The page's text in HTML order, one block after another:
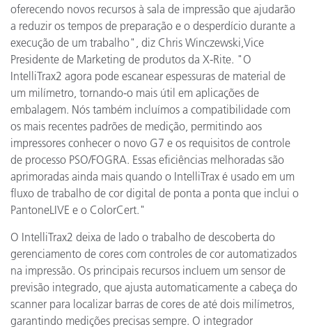
oferecendo novos recursos à sala de impressão que ajudarão
a reduzir os tempos de preparação e o desperdício durante a
execução de um trabalho", diz Chris Winczewski,Vice
Presidente de Marketing de produtos da X-Rite. "O
IntelliTrax2 agora pode escanear espessuras de material de
um milímetro, tornando-o mais útil em aplicações de
embalagem. Nós também incluímos a compatibilidade com
os mais recentes padrões de medição, permitindo aos
impressores conhecer o novo G7 e os requisitos de controle
de processo PSO/FOGRA. Essas eficiências melhoradas são
aprimoradas ainda mais quando o IntelliTrax é usado em um
fluxo de trabalho de cor digital de ponta a ponta que inclui o
PantoneLIVE e o ColorCert."
O IntelliTrax2 deixa de lado o trabalho de descoberta do
gerenciamento de cores com controles de cor automatizados
na impressão. Os principais recursos incluem um sensor de
previsão integrado, que ajusta automaticamente a cabeça do
scanner para localizar barras de cores de até dois milímetros,
garantindo medições precisas sempre. O integrador